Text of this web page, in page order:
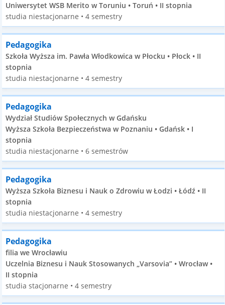
Uniwersytet WSB Merito w Toruniu • Toruń • II stopnia
studia niestacjonarne • 4 semestry
Pedagogika
Szkoła Wyższa im. Pawła Włodkowica w Płocku • Płock • II
stopnia
studia niestacjonarne • 4 semestry
Pedagogika
Wydział Studiów Społecznych w Gdańsku
Wyższa Szkoła Bezpieczeństwa w Poznaniu • Gdańsk • I
stopnia
studia niestacjonarne • 6 semestrów
Pedagogika
Wyższa Szkoła Biznesu i Nauk o Zdrowiu w Łodzi • Łódź • II
stopnia
studia niestacjonarne • 4 semestry
Pedagogika
filia we Wrocławiu
Uczelnia Biznesu i Nauk Stosowanych „Varsovia” • Wrocław •
II stopnia
studia stacjonarne • 4 semestry